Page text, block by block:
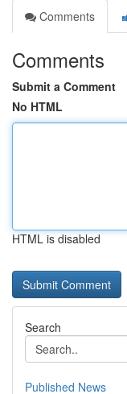
Comments
Comments
Submit a Comment
No HTML
HTML is disabled
Search
Published News